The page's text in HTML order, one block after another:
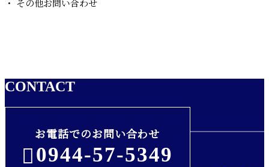
・ その他お問い合わせ
CONTACT
お電話でのお問い合わせ
0944-57-5349